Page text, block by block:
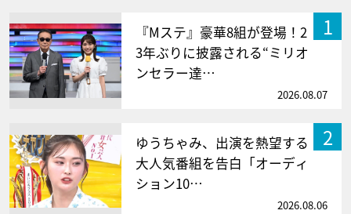
1
『Mステ』豪華8組が登場！2
3年ぶりに披露される“ミリオ
ンセラー達…
2026.08.07
2
ゆうちゃみ、出演を熱望する
大人気番組を告白「オーディ
ション10…
2026.08.06